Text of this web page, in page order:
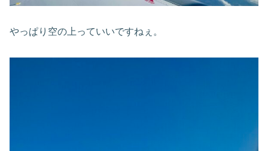
やっぱり空の上っていいですねぇ。